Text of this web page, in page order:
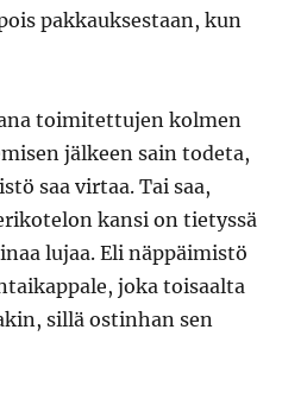
pakkauksestaan, kun
toimitettujen kolmen
jälkeen sain todeta,
saa virtaa. Tai saa,
kansi on tietyssä
lujaa. Eli näppäimistö
joka toisaalta
sillä ostinhan sen